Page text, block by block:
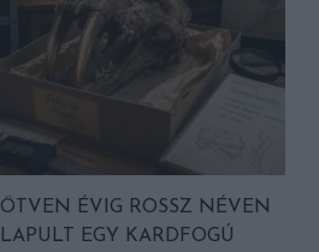
ÖTVEN ÉVIG ROSSZ NÉVEN
LAPULT EGY KARDFOGÚ